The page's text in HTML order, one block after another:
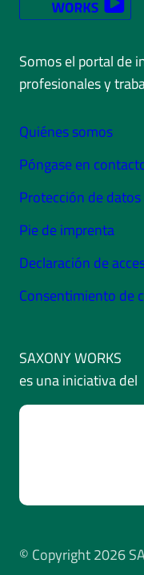
Somos el portal de
profesionales y
Quiénes somos
Póngase en
Protección de datos
Pie de imprenta
Declaración de
Consentimiento de
SAXONY WORKS
es una iniciativa del
© Copyright 2026